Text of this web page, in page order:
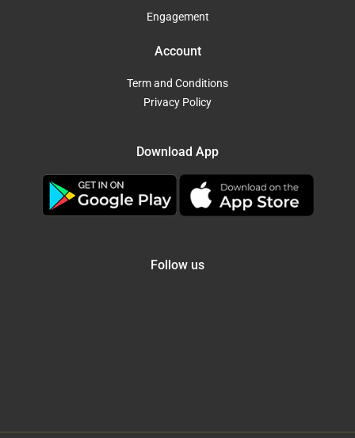
Engagement
Account
Term and Conditions
Privacy Policy
Download App
Follow us